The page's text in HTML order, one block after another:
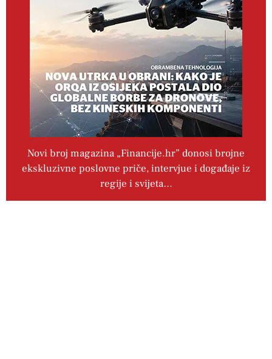
Novi broj magazina „Financije.hr” donosi brojne
ekskluzivne poslovne priče, intervjue i događaje iz
regije i svijeta…